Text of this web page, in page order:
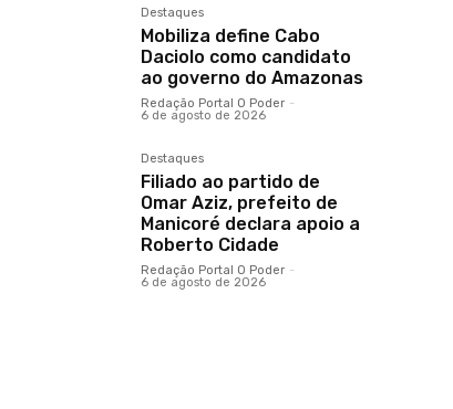
Destaques
Mobiliza define Cabo
Daciolo como candidato
ao governo do Amazonas
Redação Portal O Poder -
6 de agosto de 2026
Destaques
Filiado ao partido de
Omar Aziz, prefeito de
Manicoré declara apoio a
Roberto Cidade
Redação Portal O Poder -
6 de agosto de 2026